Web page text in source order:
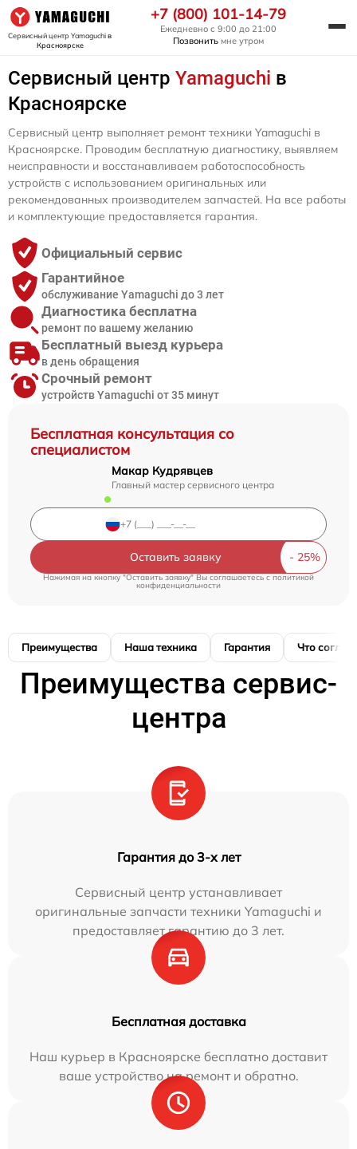
Сервисный центр Yamaguchiв
Красноярске
+7 (800) 101-14-79
Ежедневно с 9:00 до 21:00
Позвонить мне утром
Сервисный центр Yamaguchi в
Красноярске
Бесплатная консультация со
специалистом
Макар Кудрявцев
Главный мастер сервисного центра
Оставить заявку
Нажимая на кнопку "Оставить заявку" Вы соглашаетесь cполитикой
конфиденциальности
Сервисный центр выполняет ремонт техники Yamaguchi в
Красноярске. Проводим бесплатную диагностику, выявляем
неисправности и восстанавливаем работоспособность
устройств с использованием оригинальных или
рекомендованных производителем запчастей. На все работы
и комплектующие предоставляется гарантия.
Официальный сервис
Гарантийное
обслуживание Yamaguchi до 3 лет
Диагностика бесплатна
ремонт по вашему желанию
Бесплатный выезд курьера
в день обращения
Срочный ремонт
устройств Yamaguchi от 35 минут
Преимущества Наша техника Гарантия Что
Преимущества сервис-
центра
Гарантия до 3-х лет
Сервисный центр устанавливает
оригинальные запчасти техники Yamaguchi и
предоставляет гарантию до 3 лет.
Бесплатная доставка
Наш курьер в Красноярске бесплатно доставит
ваше устройство на ремонт и обратно.